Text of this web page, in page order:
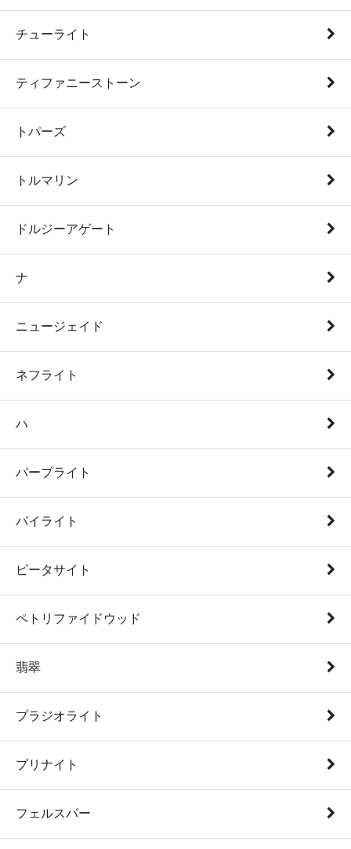
チューライト
ティファニーストーン
トパーズ
トルマリン
ドルジーアゲート
ナ
ニュージェイド
ネフライト
ハ
パープライト
パイライト
ピータサイト
ペトリファイドウッド
翡翠
プラジオライト
プリナイト
フェルスパー